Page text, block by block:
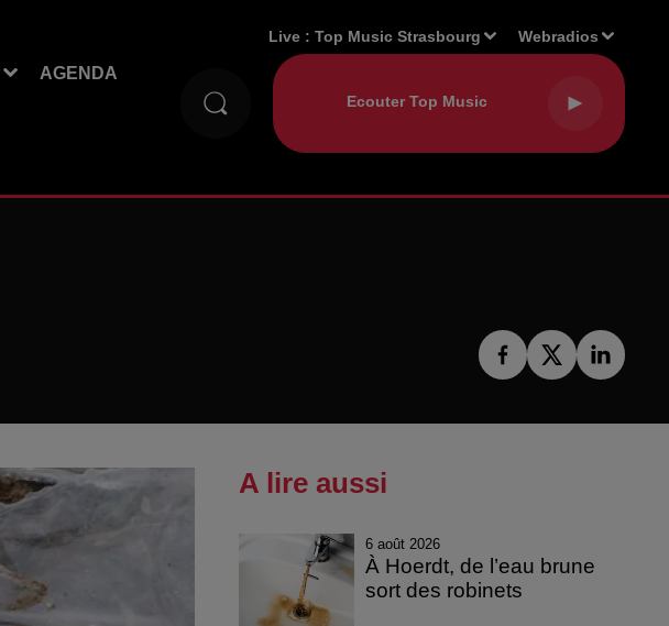
AGENDA
Live :Top Music Strasbourg Webradios
A lire aussi
6 août 2026
À Hoerdt, de l’eau brune
sort des robinets